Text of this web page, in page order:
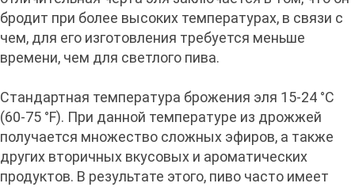
бродит при более высоких температурах, в связи с
чем, для его изготовления требуется меньше
времени, чем для светлого пива.
Стандартная температура брожения эля 15-24 °C
(60-75 °F). При данной температуре из дрожжей
получается множество сложных эфиров, а также
других вторичных вкусовых и ароматических
продуктов. В результате этого, пиво часто имеет